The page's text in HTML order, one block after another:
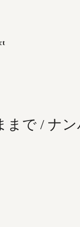
まで / ナン